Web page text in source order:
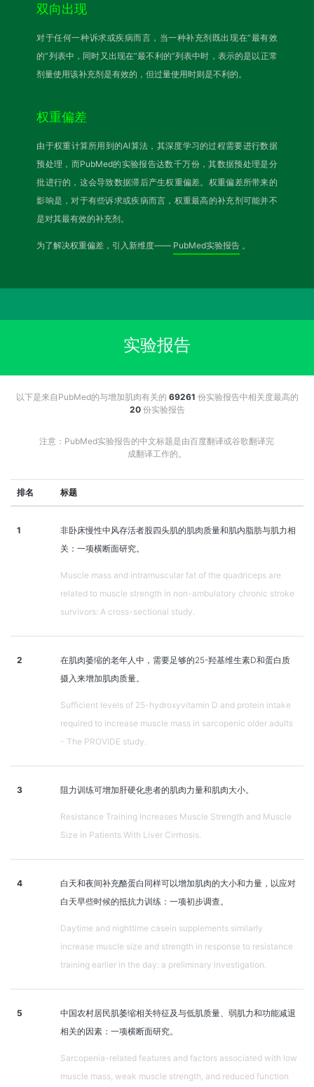
双向出现
对于任何一种诉求或疾病而言，当一种补充剂既出现在“最有效
的”列表中，同时又出现在“最不利的”列表中时，表示的是以正常
剂量使用该补充剂是有效的，但过量使用时则是不利的。
权重偏差
由于权重计算所用到的AI算法，其深度学习的过程需要进行数据
预处理，而PubMed的实验报告达数千万份，其数据预处理是分
批进行的，这会导致数据滞后产生权重偏差。权重偏差所带来的
影响是，对于有些诉求或疾病而言，权重最高的补充剂可能并不
是对其最有效的补充剂。
为了解决权重偏差，引入新维度—— PubMed实验报告 。
实验报告
以下是来自PubMed的与增加肌肉有关的 69261 份实验报告中相关度最高的
20份实验报告
注意：PubMed实验报告的中文标题是由百度翻译或谷歌翻译完
成翻译工作的。
排名 标题
1
非卧床慢性中风存活者股四头肌的肌肉质量和肌内脂肪与肌力相
关：一项横断面研究。
Muscle mass and intramuscular fat of the quadriceps are
related to muscle strength in non-ambulatory chronic stroke
survivors: A cross-sectional study.
2
在肌肉萎缩的老年人中，需要足够的25-羟基维生素D和蛋白质
摄入来增加肌肉质量。
Sufficient levels of 25-hydroxyvitamin D and protein intake
required to increase muscle mass in sarcopenic older adults
- The PROVIDE study.
3 阻力训练可增加肝硬化患者的肌肉力量和肌肉大小。
Resistance Training Increases Muscle Strength and Muscle
Size in Patients With Liver Cirrhosis.
4
白天和夜间补充酪蛋白同样可以增加肌肉的大小和力量，以应对
白天早些时候的抵抗力训练：一项初步调查。
Daytime and nighttime casein supplements similarly
increase muscle size and strength in response to resistance
training earlier in the day: a preliminary investigation.
5
中国农村居民肌萎缩相关特征及与低肌质量、弱肌力和功能减退
相关的因素：一项横断面研究。
Sarcopenia-related features and factors associated with low
muscle mass, weak muscle strength, and reduced function